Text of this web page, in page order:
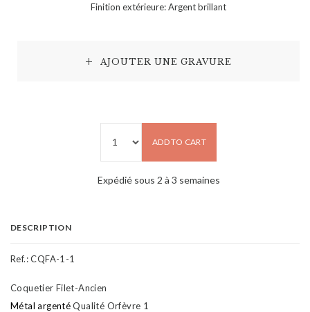
Finition extérieure: Argent brillant
AJOUTER UNE GRAVURE
ADD TO CART
Expédié sous 2 à 3 semaines
DESCRIPTION
Ref.:CQFA-1-1
Coquetier Filet-Ancien
Métal argentéQualité Orfèvre 1